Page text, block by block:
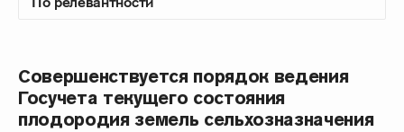
Совершенствуется порядок ведения
Госучета текущего состояния
плодородия земель сельхозназначения